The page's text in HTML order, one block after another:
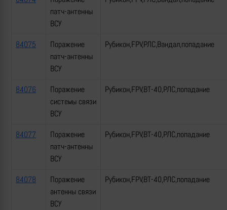
патч-антенны
ВСУ
84075
Поражение
патч-антенны
ВСУ
Рубикон,FPV,РЛС,Вандал,попадание
84076
Поражение
системы связи
ВСУ
Рубикон,FPV,ВТ-40,РЛС,попадание
84077
Поражение
патч-антенны
ВСУ
Рубикон,FPV,ВТ-40,РЛС,попадание
84078
Поражение
антенны связи
ВСУ
Рубикон,FPV,ВТ-40,РЛС,попадание